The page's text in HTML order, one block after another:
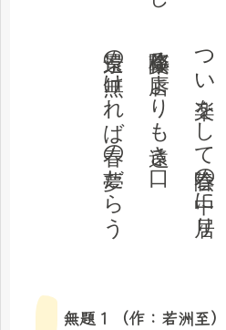
つい楽をして春陰の中に居り
桜蘂降る唇よりも遠き口
遠景の無ければ春の夢だらう
無題１（作：若洲至）